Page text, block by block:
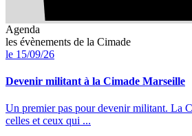
Agenda
les évènements de la Cimade
le 15/09/26
Devenir militant à la Cimade Marseille
Un premier pas pour devenir militant. La
celles et ceux qui ...